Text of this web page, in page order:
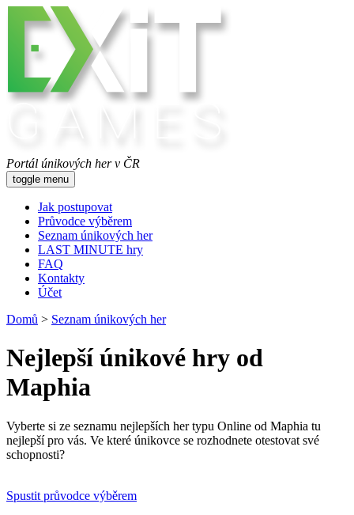
Portál únikových her v ČR
toggle menu
Jak postupovat
Průvodce výběrem
Seznam únikových her
LAST MINUTE hry
FAQ
Kontakty
Účet
Domů > Seznam únikových her
Nejlepší únikové hry od
Maphia
Vyberte si ze seznamu nejlepších her typu Online od Maphia tu
nejlepší pro vás. Ve které únikovce se rozhodnete otestovat své
schopnosti?
Spustit průvodce výběrem